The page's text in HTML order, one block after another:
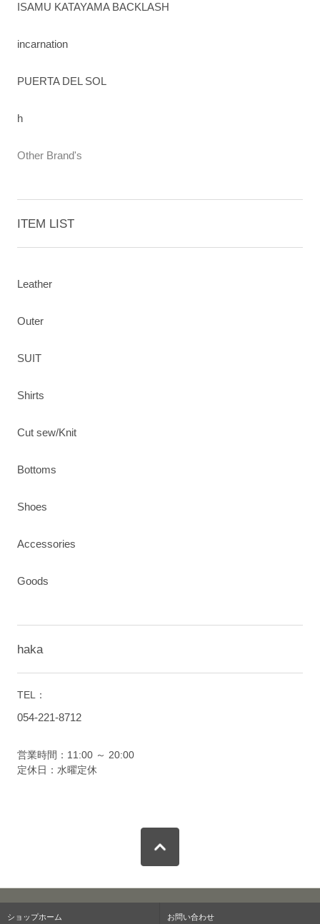
ISAMU KATAYAMA BACKLASH
incarnation
PUERTA DEL SOL
h
Other Brand's
ITEM LIST
Leather
Outer
SUIT
Shirts
Cut sew/Knit
Bottoms
Shoes
Accessories
Goods
haka
TEL：
054-221-8712
営業時間：11:00 ～ 20:00
定休日：水曜定休
ショップホーム お問い合わせ